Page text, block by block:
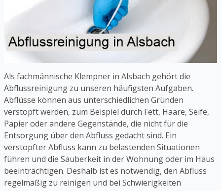
Als fachmännische Klempner in Alsbach gehört die
Abflussreinigung zu unseren häufigsten Aufgaben.
Abflüsse können aus unterschiedlichen Gründen
verstopft werden, zum Beispiel durch Fett, Haare, Seife,
Papier oder andere Gegenstände, die nicht für die
Entsorgung über den Abfluss gedacht sind. Ein
verstopfter Abfluss kann zu belastenden Situationen
führen und die Sauberkeit in der Wohnung oder im Haus
beeinträchtigen. Deshalb ist es notwendig, den Abfluss
regelmäßig zu reinigen und bei Schwierigkeiten